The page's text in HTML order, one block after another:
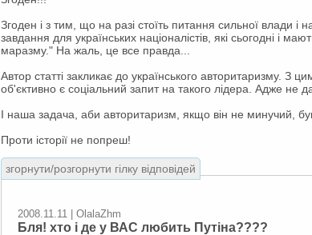
Згоден і з тим, що на разі стоїть питання сильної влади
завдання для українських націоналістів, які сьогодні і
маразму." На жаль, це все правда...
Автор статті закликає до українського авторитаризму. З
об'єктивно є соціальний запит на такого лідера. Адже не
І наша задача, аби авторитаризм, якщо він не минучий,
Проти історії не попреш!
згорнути/розгорнути гілку відповідей
2008.11.11 | OlalaZhm
Бля! хто і де у ВАС любить Путіна????